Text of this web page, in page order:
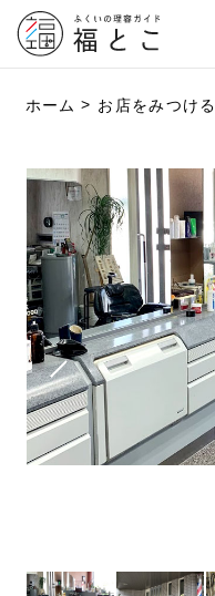
ホーム お店をみつける